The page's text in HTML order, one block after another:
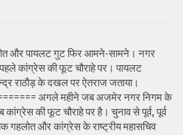
और पायलट गुट फिर आमने-सामने। नगर
कांग्रेस की फूट चौराहे पर। पायलट
राठौड़ के दखल पर ऐतराज जताया।
अगले महीने जब अजमेर नगर निगम के
कांग्रेस की फूट चौराहे पर है। चुनाव से पूर्व, पूर्व
गहलोत और कांग्रेस के राष्ट्रीय महासचिव